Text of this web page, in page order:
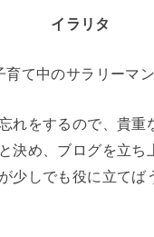
イラリタ
て中のサラリーマン
れをするので、貴重
決め、ブログを立ち
少しでも役に立てば